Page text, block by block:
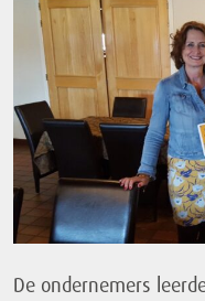
De ondernemers